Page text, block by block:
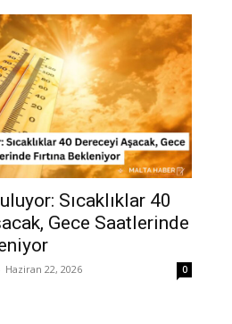
Sıcaklıklar 40
Gece Saatlerinde
Haziran 22, 2026 0